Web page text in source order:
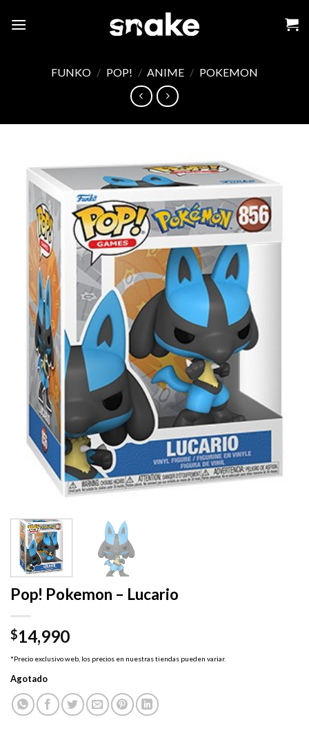
FUNKO / POP! / ANIME / POKEMON
Pop! Pokemon – Lucario
$14,990
*Precio exclusivo web, los precios en nuestras tiendas pueden variar.
Agotado